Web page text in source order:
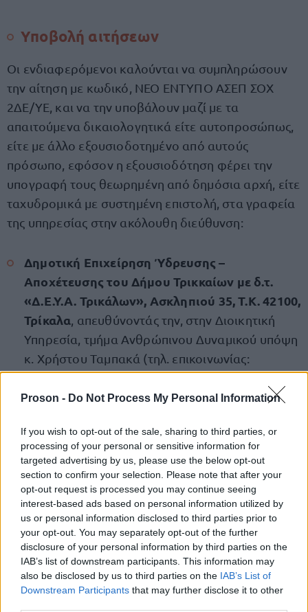
Proson - Do Not Process My Personal Information
If you wish to opt-out of the sale, sharing to third parties, or
processing of your personal or sensitive information for
targeted advertising by us, please use the below opt-out
section to confirm your selection. Please note that after your
opt-out request is processed you may continue seeing
interest-based ads based on personal information utilized by
us or personal information disclosed to third parties prior to
your opt-out. You may separately opt-out of the further
disclosure of your personal information by third parties on the
IAB’s list of downstream participants. This information may
also be disclosed by us to third parties on the IAB’s List of
Downstream Participants that may further disclose it to other
Υποβολή αιτήσεων
Οι ενδιαφερόμενοι καλούνται να συμπληρώσουν
την αίτηση με κωδικό, ΝΕΟ ΕΝΤΥΠΟ ΑΣΕΠ ΣΟΧ
2ΔΕ/ΥΕ, και να την υποβάλουν μαζί με τα
απαιτούμενα δικαιολογητικά είτε αυτοπροσώπως,
είτε με άλλο εξουσιοδοτημένο από αυτούς
πρόσωπο, εφόσον η εξουσιοδότηση φέρει την
υπογραφή τους θεωρημένη από δημόσια αρχή, είτε
ταχυδρομικά με συστημένη επιστολή, στα γραφεία
της υπηρεσίας στην ακόλουθη διεύθυνση:
Δημοτική Επιχείρηση Ύδρευσης –
Αποχέτευσης του Δήμου Τρικκαίων με δ.τ.
«Δ.Ε.Υ.Α. Τρικάλων», Ασκληπιού 35, Τ.Κ. 42100,
Τρίκαλα , απευθύνοντάς την, στην Διοικητική
Υπηρεσία, τμήμα Ανθρώπινου Δυναμικού υπόψη
κ. Χρήστου Ταμπακά (τηλ. επικοινωνίας:
2431076711-12-13).
ΑΣΕΠ: Πιστοποίηση Αγγλικών σε
μόνο 2 ημέρες στα χέρια σας